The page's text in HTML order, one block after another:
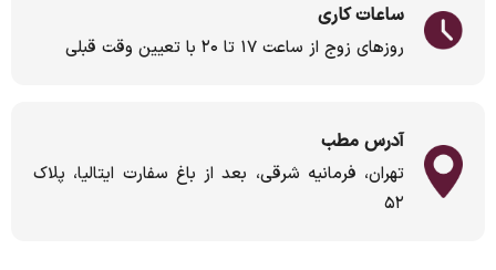
ساعات کاری
روزهای زوج از ساعت ۱۷ تا ۲۰ با تعیین وقت قبلی
آدرس مطب
تهران، فرمانیه شرقی، بعد از باغ سفارت ایتالیا، پلاک
۵۲